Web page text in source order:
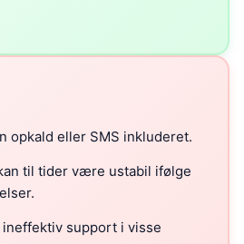
opkald eller SMS inkluderet.
til tider være ustabil ifølge
ineffektiv support i visse